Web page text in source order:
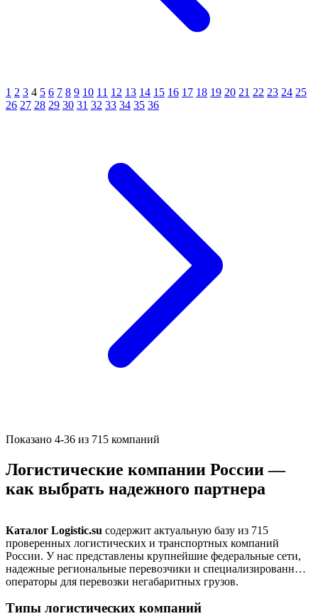
1 2 3 4 5 6 7 8 9 10 11 12 13 14 15 16 17 18 19 20 21 22 23 24 25
26 27 28 29 30 31 32 33 34 35 36
Показано 4-36 из 715 компаний
Логистические компании России —
как выбрать надежного партнера
Каталог Logistic.su содержит актуальную базу из 715
проверенных логистических и транспортных компаний
России. У нас представлены крупнейшие федеральные сети,
надежные региональные перевозчики и специализированные
операторы для перевозки негабаритных грузов.
Типы логистических компаний